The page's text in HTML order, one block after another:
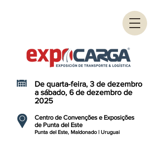
Centro de Convenções e Exposições
de Punta del Este
Punta del Este, Maldonado | Uruguai
De quarta-feira, 3 de dezembro
a sábado, 6 de dezembro de
2025